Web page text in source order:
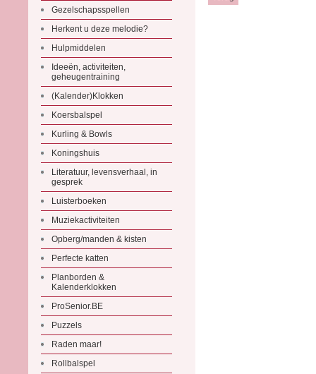
Gezelschapsspellen
Herkent u deze melodie?
Hulpmiddelen
Ideeën, activiteiten,
geheugentraining
(Kalender)Klokken
Koersbalspel
Kurling & Bowls
Koningshuis
Literatuur, levensverhaal, in
gesprek
Luisterboeken
Muziekactiviteiten
Opberg/manden & kisten
Perfecte katten
Planborden &
Kalenderklokken
ProSenior.BE
Puzzels
Raden maar!
Rollbalspel